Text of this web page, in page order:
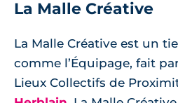
La Malle Créative
La Malle Créative est un
comme l’Équipage, fait
Lieux Collectifs de